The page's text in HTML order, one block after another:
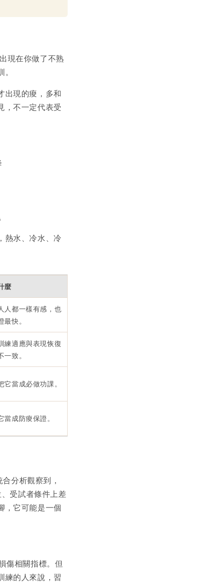
現在你做了不熟
出現的痠，多和
，不一定代表受
熱水、冷水、冷
麼
人都一樣有感，也
最快。
練適應與表現恢復
一致。
它當成必做功課。
當成防痠保證。
分析觀察到，
受試者條件上差
，它可能是一個
傷相關指標。但
練的人來說，習